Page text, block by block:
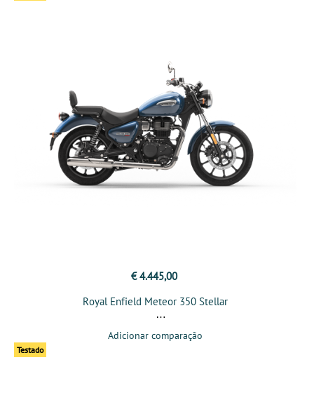
€ 4.445,00
Royal Enfield Meteor 350 Stellar
Adicionar comparação
Testado